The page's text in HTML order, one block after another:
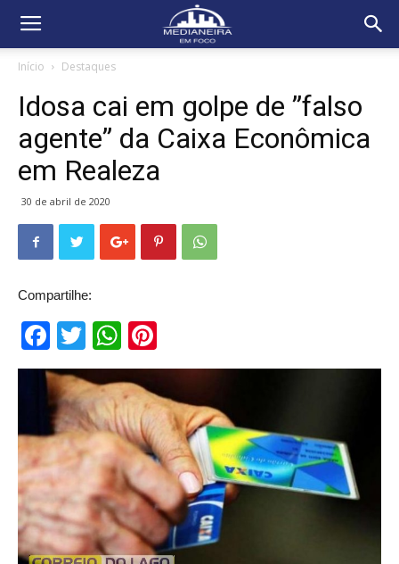
Início Destaques
Idosa cai em golpe de ”falso
agente” da Caixa Econômica
em Realeza
30 de abril de 2020
Compartilhe:
Facebook
TwitterWhatsApp